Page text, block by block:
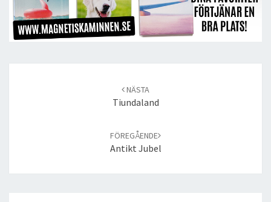
NÄSTA
Tiundaland
FÖREGÅENDE
Antikt Jubel